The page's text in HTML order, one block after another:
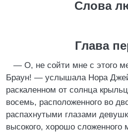
Слова
Глава
— О, не сойти мне с этого
Браун! — услышала Нора
раскаленном от солнца
восемь, расположенного во
распахнутыми глазами
высокого, хорошо сложенного